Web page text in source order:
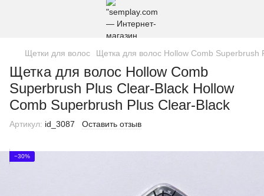
Щетки для волос Щетка для волос Hollow Comb
Щетка для волос Hollow Comb
Superbrush Plus Clear-Black Hollow
Comb Superbrush Plus Clear-Black
Артикул: id_3087 Оставить отзыв
−30%